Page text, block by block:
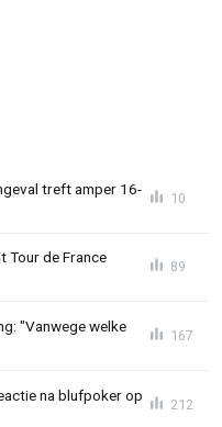
treft amper 16-
10
Tour de France
89
"Vanwege welke
167
na blufpoker op
212